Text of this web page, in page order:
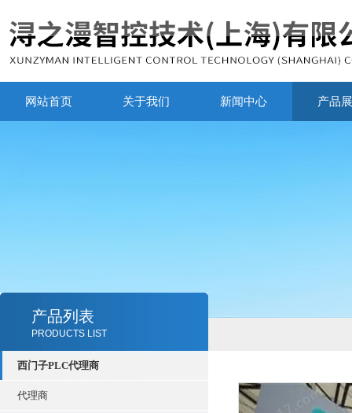
网站首页 关于我们 新闻中心 产品
产品列表
PRODUCTS LIST
西门子PLC代理商
代理商